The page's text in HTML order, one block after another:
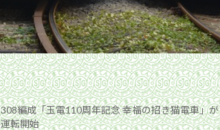
308編成「玉電110周年記念 幸福の招き猫電車」が
運転開始